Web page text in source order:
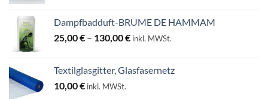
Dampfbadduft-BRUME DE HAMMAM
25,00€ – 130,00€Preisspanne:
130,00 €
inkl. MWSt.
Textilglasgitter, Glasfasernetz
10,00€ inkl. MWSt.